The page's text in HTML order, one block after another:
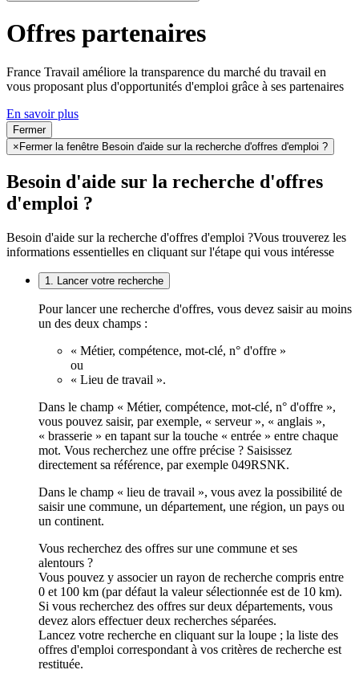
Offres partenaires
France Travail améliore la transparence du marché du travail en
vous proposant plus d'opportunités d'emploi grâce à ses partenaires
En savoir plus
Fermer
× Fermer la fenêtre Besoin d'aide sur la recherche d'offres d'emploi ?
Besoin d'aide sur la recherche d'offres
d'emploi ?
Besoin d'aide sur la recherche d'offres d'emploi ?Vous trouverez les
informations essentielles en cliquant sur l'étape qui vous intéresse
1. Lancer votre recherche
Pour lancer une recherche d'offres, vous devez saisir au moins
un des deux champs :
« Métier, compétence, mot-clé, n° d'offre »
ou
« Lieu de travail ».
Dans le champ « Métier, compétence, mot-clé, n° d'offre »,
vous pouvez saisir, par exemple, « serveur », « anglais »,
« brasserie » en tapant sur la touche « entrée » entre chaque
mot. Vous recherchez une offre précise ? Saisissez
directement sa référence, par exemple 049RSNK.
Dans le champ « lieu de travail », vous avez la possibilité de
saisir une commune, un département, une région, un pays ou
un continent.
Vous recherchez des offres sur une commune et ses
alentours ?
Vous pouvez y associer un rayon de recherche compris entre
0 et 100 km (par défaut la valeur sélectionnée est de 10 km).
Si vous recherchez des offres sur deux départements, vous
devez alors effectuer deux recherches séparées.
Lancez votre recherche en cliquant sur la loupe ; la liste des
offres d'emploi correspondant à vos critères de recherche est
restituée.